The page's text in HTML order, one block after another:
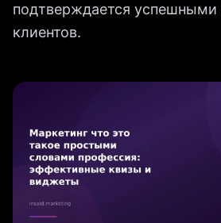
подтверждается
клиентов.